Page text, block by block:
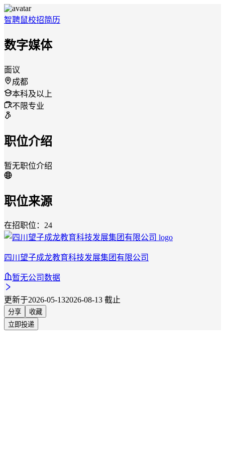
智聘鼠校招简历
数字媒体
面议
成都
本科及以上
不限专业
职位介绍
暂无职位介绍
职位来源
在招职位：24
四川望子成龙教育科技发展集团有限公司
暂无公司数据
更新于2026-05-132026-08-13 截止
分享
收藏
立即投递